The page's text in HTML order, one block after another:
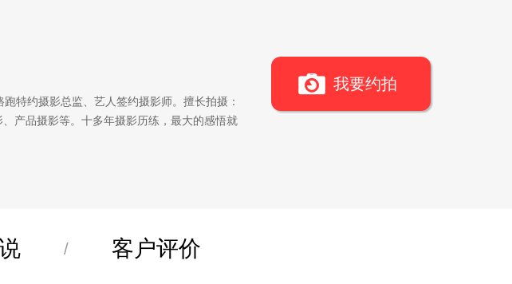
特约摄影总监、艺人签约摄影师。擅长拍摄：
产品摄影等。十多年摄影历练，最大的感悟就
我要约拍
/ 客户评价